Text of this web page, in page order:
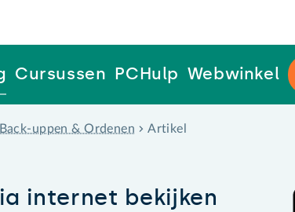
Cursussen PCHulp Webwinkel
Back-uppen & Ordenen Artikel
internet bekijken